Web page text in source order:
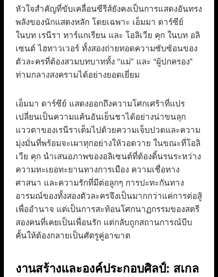
หัวใจสำคัญที่ขับเคลื่อนซีรีส์ยังคงเป็นการแสดงอันทรง
พลังของนักแสดงหลัก โดยเฉพาะ เอ็มมา ดาร์ซีย์
ในบท เรนีรา ทาร์แกเรียน และ โอลิเวีย คุก ในบท อลิ
เซนต์ ไฮทาวเวอร์ ทั้งสองถ่ายทอดความซับซ้อนของ
ตัวละครที่ต้องสวมบทบาททั้ง “แม่” และ “ผู้ปกครอง”
ท่ามกลางสงครามได้อย่างยอดเยี่ยม
เอ็มมา ดาร์ซีย์ แสดงออกถึงความโศกเศร้าที่แปร
เปลี่ยนเป็นความแค้นอันเย็นชาได้อย่างน่าขนลุก
แววตาของเรนีราเต็มไปด้วยความเจ็บปวดและความ
มุ่งมั่นที่พร้อมจะเผาทุกอย่างให้วอดวาย ในขณะที่โอลิ
เวีย คุก นำเสนอภาพของอลิเซนต์ที่ต้องดิ้นรนระหว่าง
ความทะเยอทะยานทางการเมือง ความเชื่อทาง
ศาสนา และความรักที่มีต่อลูกๆ การปะทะกันทาง
อารมณ์ของทั้งสองตัวละครจึงเป็นมากกว่าแค่การต่อสู้
เพื่ออำนาจ แต่เป็นการสะท้อนโศกนาฏกรรมของสตรี
สองคนที่เคยเป็นเพื่อนรัก แต่กลับถูกสถานการณ์บีบ
คั้นให้ต้องกลายเป็นศัตรูคู่อาฆาต
งานสร้างและองค์ประกอบศิลป์: สเกล